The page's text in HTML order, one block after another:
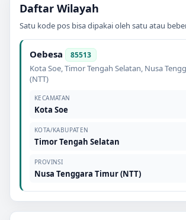
Daftar Wilayah
Satu kode pos bisa dipakai oleh satu atau
Oebesa 85513
Kota Soe,Timor Tengah Selatan, Nusa
(NTT)
KECAMATAN
Kota Soe
KOTA/KABUPATEN
Timor Tengah Selatan
PROVINSI
Nusa Tenggara Timur (NTT)